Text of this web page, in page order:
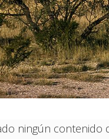
ningún contenido